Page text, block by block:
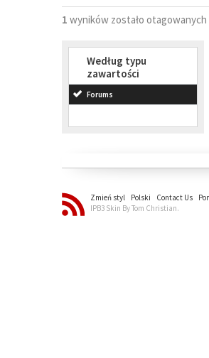
1 wyników zostało
Według typu
zawartości
Forums
Zmień styl Polski Contact Us
IPB3 Skin By Tom Christian.